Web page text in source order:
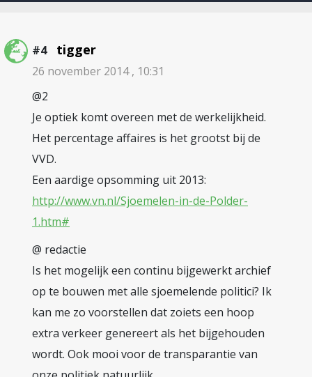
#4 tigger
26 november 2014 , 10:31
@2
Je optiek komt overeen met de werkelijkheid.
Het percentage affaires is het grootst bij de
VVD.
Een aardige opsomming uit 2013:
http://www.vn.nl/Sjoemelen-in-de-Polder-
1.htm#
@ redactie
Is het mogelijk een continu bijgewerkt archief
op te bouwen met alle sjoemelende politici? Ik
kan me zo voorstellen dat zoiets een hoop
extra verkeer genereert als het bijgehouden
wordt. Ook mooi voor de transparantie van